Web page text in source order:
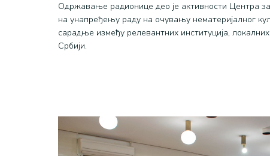
Одржавање радионице део је активности Центра
на унапређењу раду на очувању нематеријалног
сарадње између релевантних институција,
Србији.